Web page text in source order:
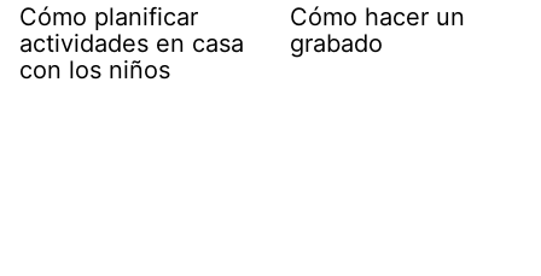
Cómo planificar
actividades en casa
con los niños
Cómo hacer un
grabado